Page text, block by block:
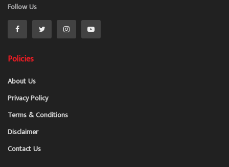
Follow Us
Policies
About Us
Privacy Policy
Terms & Conditions
Disclaimer
Contact Us